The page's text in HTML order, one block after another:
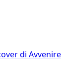
di Avvenire